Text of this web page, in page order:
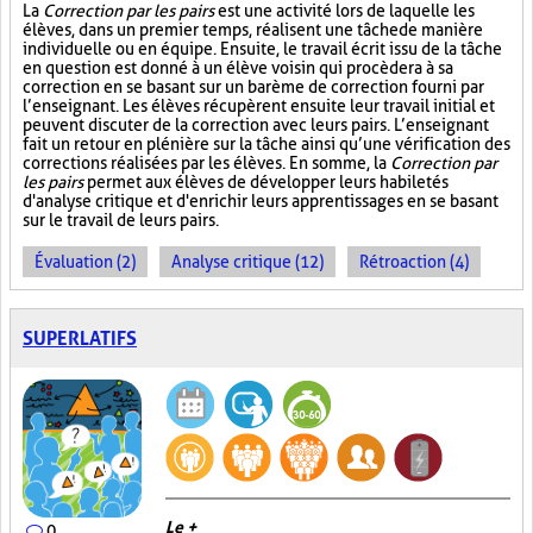
La Correction par les pairsest une activité lors de laquelle les
élèves, dans un premier temps, réalisent une tâche de manière
individuelle ou en équipe. Ensuite, le travail écrit issu de la tâche
en question est donné à un élève voisin qui procèdera à sa
correction en se basant sur un barème de correction fourni par
l’enseignant. Les élèves récupèrent ensuite leur travail initial et
peuvent discuter de la correction avec leurs pairs. L’enseignant
fait un retour en plénière sur la tâche ainsi qu’une vérification des
corrections réalisées par les élèves. En somme, la Correction par
les pairspermet aux élèves de développer leurs habiletés
d'analyse critique et d'enrichir leurs apprentissages en se basant
sur le travail de leurs pairs.
Évaluation (2) Analyse critique (12) Rétroaction (4)
SUPERLATIFS
Le +